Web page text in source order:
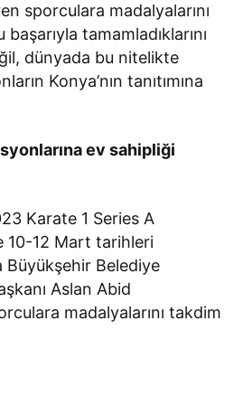
sporculara madalyalarını
tamamladıklarını
dünyada bu nitelikte
Konya’nın tanıtımına
ev sahipliği
Karate 1 Series A
10-12 Mart tarihleri
Büyükşehir Belediye
Aslan Abid
madalyalarını takdim